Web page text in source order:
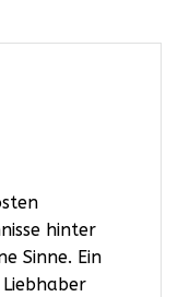
hinter
Sinne. Ein